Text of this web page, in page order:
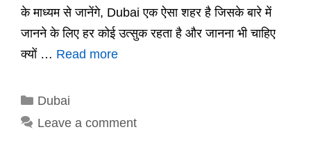
के माध्यम से जानेंगे, Dubai एक ऐसा शहर है जिसके बारे में
जानने के लिए हर कोई उत्सुक रहता है और जानना भी चाहिए
क्यों … Read more
Categories
Dubai
Leave a comment